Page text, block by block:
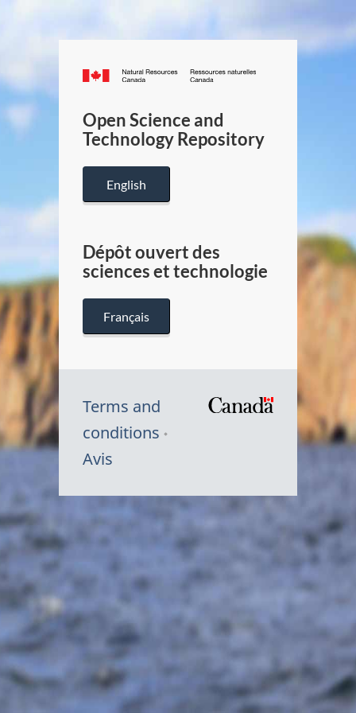
Canada.ca
/
Canada
Open Science and
Technology Repository
English
Dépôt ouvert des
sciences et technologie
Français
Terms and
conditions
Avis
Symbole
Canada